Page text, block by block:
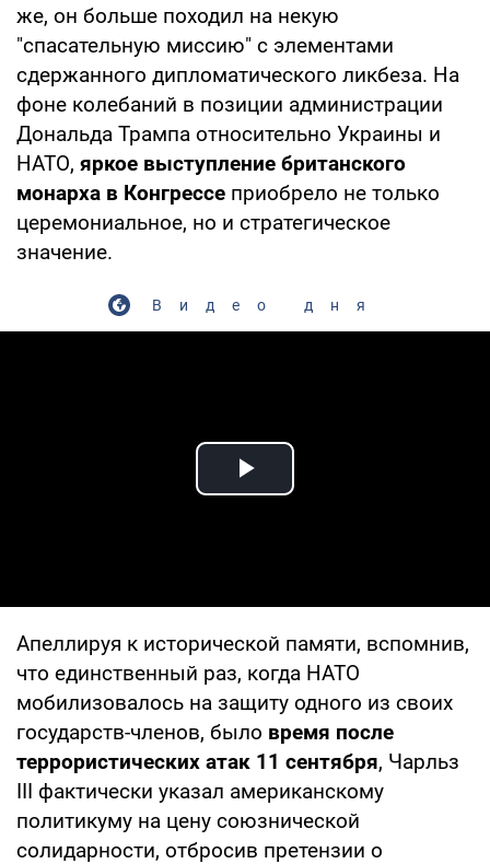
же, он больше походил на некую
"спасательную миссию" с элементами
сдержанного дипломатического ликбеза. На
фоне колебаний в позиции администрации
Дональда Трампа относительно Украины и
НАТО, яркое выступление британского
монарха в Конгрессе приобрело не только
церемониальное, но и стратегическое
значение.
Видео дня
Play Video
Апеллируя к исторической памяти, вспомнив,
что единственный раз, когда НАТО
мобилизовалось на защиту одного из своих
государств-членов, было время после
террористических атак 11 сентября, Чарльз
III фактически указал американскому
политикуму на цену союзнической
солидарности, отбросив претензии о